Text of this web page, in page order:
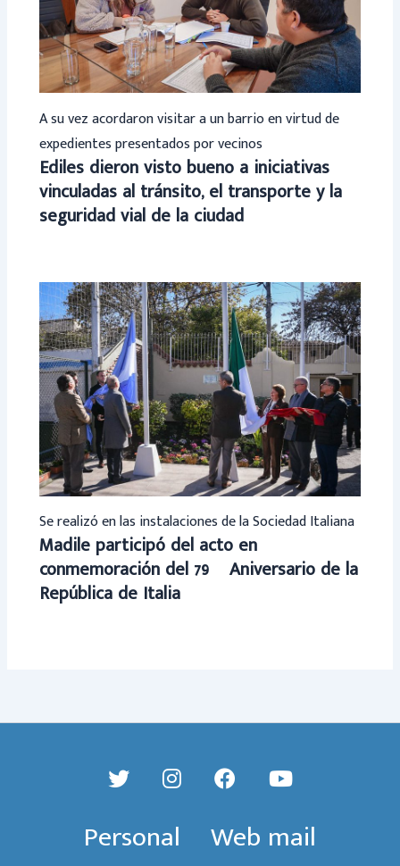
A su vez acordaron visitar a un barrio en virtud de
expedientes presentados por vecinos
Ediles dieron visto bueno a iniciativas
vinculadas al tránsito, el transporte y la
seguridad vial de la ciudad
Se realizó en las instalaciones de la Sociedad Italiana
Madile participó del acto en
conmemoración del 79º Aniversario de la
República de Italia
Personal Web mail